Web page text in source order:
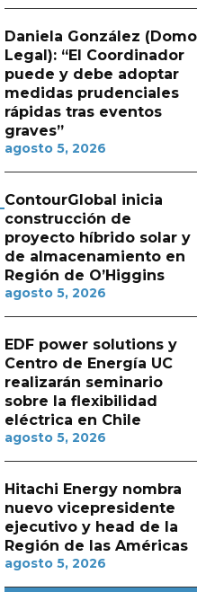
Daniela González (Domo
Legal): “El Coordinador
puede y debe adoptar
medidas prudenciales
rápidas tras eventos
graves”
agosto 5, 2026
ContourGlobal inicia
construcción de
proyecto híbrido solar y
de almacenamiento en
Región de O’Higgins
agosto 5, 2026
EDF power solutions y
Centro de Energía UC
realizarán seminario
sobre la flexibilidad
eléctrica en Chile
agosto 5, 2026
Hitachi Energy nombra
nuevo vicepresidente
ejecutivo y head de la
Región de las Américas
agosto 5, 2026